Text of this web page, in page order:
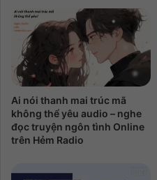
Ai nói thanh mai trúc mã
không thể yêu audio – nghe
đọc truyện ngôn tình Online
trên Hẻm Radio